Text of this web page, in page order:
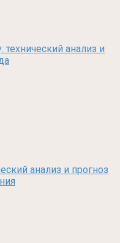
технический анализ и
анализ и прогноз